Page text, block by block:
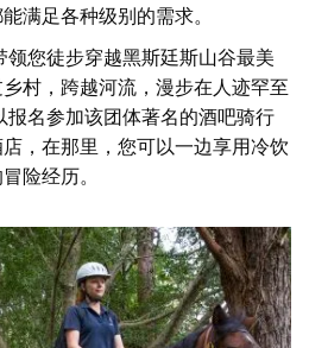
满足各种级别的需求。
领您徒步穿越黑斯廷斯山谷最美
村，跨越河流，漫​​步在人迹罕至
报名参加该团体著名的酒吧骑行
，在那里，您可以一边享用冷饮
险经历。